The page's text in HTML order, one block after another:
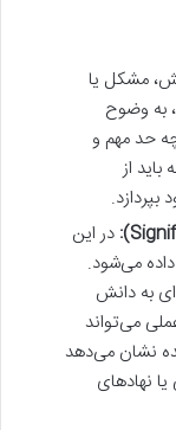
مشکل یا
به وضوح
حد مهم و
از
در این
می‌شود.
به دانش
می‌تواند
نشان می‌دهد
نهادهای